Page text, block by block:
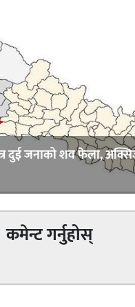
दुई जनाको शव फेला,
कमेन्ट गर्नुहोस्